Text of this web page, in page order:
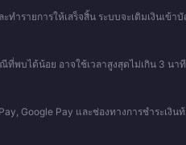
ะทำรายการให้เสร็จสิ้น ระบบจะเติมเงินเข้
ที่พบได้น้อย อาจใช้เวลาสูงสุดไม่เกิน 3 นาที
Google Pay และช่องทางการชำระเงิ